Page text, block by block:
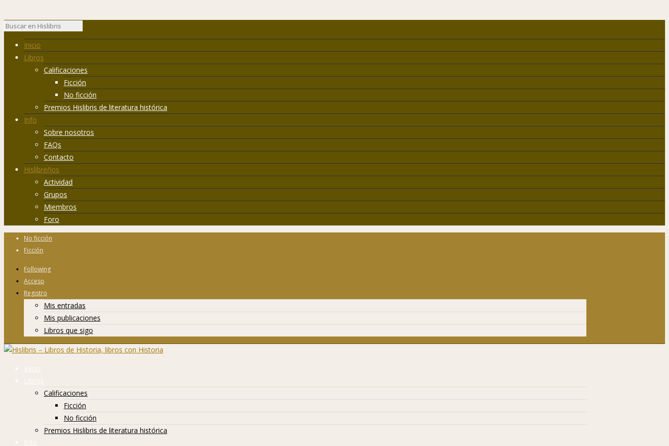
Inicio
Libros
Calificaciones
Ficción
No ficción
Premios Hislibris de literatura histórica
Info
Sobre nosotros
FAQs
Contacto
Hislibreños
Actividad
Grupos
Miembros
Foro
No ficción
Ficción
Following
Acceso
Registro
Mis entradas
Mis publicaciones
Libros que sigo
Inicio
Libros
Calificaciones
Ficción
No ficción
Premios Hislibris de literatura histórica
Info